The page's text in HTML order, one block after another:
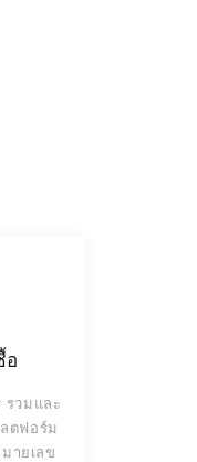
อ
รวมและ
ตฟอร์ม
ายเลข